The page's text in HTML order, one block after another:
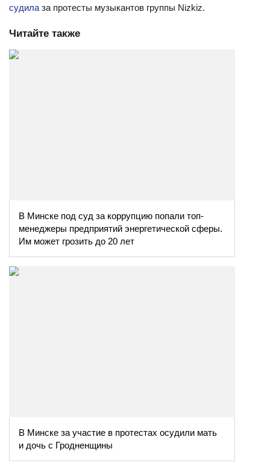
судила за протесты музыкантов группы Nizkiz.
Читайте также
В Минске под суд за коррупцию попали топ-
менеджеры предприятий энергетической сферы.
Им может грозить до 20 лет
В Минске за участие в протестах осудили мать
и дочь с Гродненщины